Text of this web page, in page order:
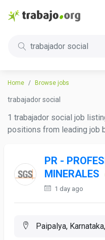
trabajador social
Home Browse jobs
trabajador social
1 trabajador social job
positions from leading job
PR -
MINERALES
1 day ago
Paipalya,